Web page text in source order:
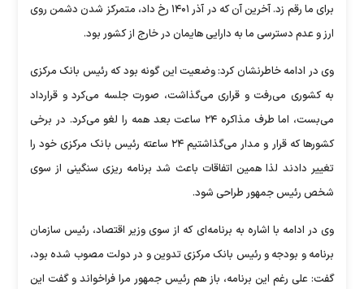
برای ما رقم زد. آخرین آن که در آذر ۱۴۰۱ رخ داد، متمرکز شدن دشمن روی
ارز و عدم دسترسی ما به دارایی هایمان در خارج از کشور بود.
وی در ادامه خاطرنشان کرد: وضعیت این گونه بود که رئیس بانک مرکزی
به کشوری می‌رفت و قراری می‌گذاشت، صورت جلسه می‌کرد و قرارداد
می‌بست، اما طرف مذاکره ۲۴ ساعت بعد همه را لغو می‌کرد. در برخی
کشور‌ها که قرار و مدار می‌گذاشتیم ۲۴ ساعته رئیس بانک مرکزی خود را
تغییر دادند لذا همین اتفاقات باعث شد برنامه ریزی سنگینی از سوی
شخص رئیس جمهور طراحی شود.
وی در ادامه با اشاره به برنامه‌ای که از سوی وزیر اقتصاد، رئیس سازمان
برنامه و بودجه و رئیس بانک مرکزی تدوین و در دولت مصوب شده بود،
گفت: علی رغم این برنامه، باز هم رئیس جمهور مرا فراخواند و گفت این